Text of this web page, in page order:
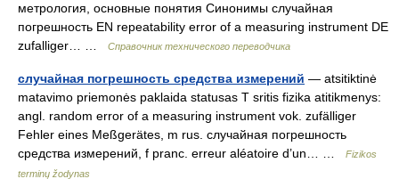
метрология, основные понятия Синонимы случайная
погрешность EN repeatability error of a measuring instrument DE
zufalliger… …
Справочник технического переводчика
случайная погрешность средства измерений — atsitiktinė
matavimo priemonės paklaida statusas T sritis fizika atitikmenys:
angl. random error of a measuring instrument vok. zufälliger
Fehler eines Meßgerätes, m rus. случайная погрешность
средства измерений, f pranc. erreur aléatoire d’un… …
Fizikos
terminų žodynas